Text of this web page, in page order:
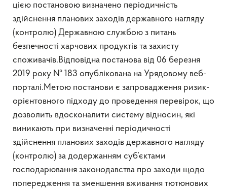
цією постановою визначено періодичність
здійснення планових заходів державного нагляду
(контролю) Державною службою з питань
безпечності харчових продуктів та захисту
споживачів.Відповідна постанова від 06 березня
2019 року № 183 опублікована на Урядовому веб-
порталі.Метою постанови є запровадження ризик-
орієнтовного підходу до проведення перевірок, що
дозволить вдосконалити систему відносин, які
виникають при визначенні періодичності
здійснення планових заходів державного нагляду
(контролю) за додержанням суб’єктами
господарювання законодавства про заходи щодо
попередження та зменшення вживання тютюнових